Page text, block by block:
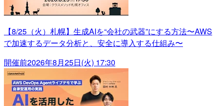
【8/25（火）札幌】生成AIを“会社の武器”にする方法〜AWS
で加速するデータ分析と、安全に導入する仕組み〜
開催前2026年8月25日(火) 17:30